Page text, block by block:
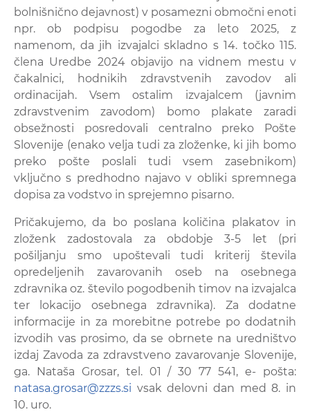
bolnišnično dejavnost) v posamezni območni enoti
npr. ob podpisu pogodbe za leto 2025, z
namenom, da jih izvajalci skladno s 14. točko 115.
člena Uredbe 2024 objavijo na vidnem mestu v
čakalnici, hodnikih zdravstvenih zavodov ali
ordinacijah. Vsem ostalim izvajalcem (javnim
zdravstvenim zavodom) bomo plakate zaradi
obsežnosti posredovali centralno preko Pošte
Slovenije (enako velja tudi za zloženke, ki jih bomo
preko pošte poslali tudi vsem zasebnikom)
vključno s predhodno najavo v obliki spremnega
dopisa za vodstvo in sprejemno pisarno.
Pričakujemo, da bo poslana količina plakatov in
zloženk zadostovala za obdobje 3-5 let (pri
pošiljanju smo upoštevali tudi kriterij števila
opredeljenih zavarovanih oseb na osebnega
zdravnika oz. število pogodbenih timov na izvajalca
ter lokacijo osebnega zdravnika). Za dodatne
informacije in za morebitne potrebe po dodatnih
izvodih vas prosimo, da se obrnete na uredništvo
izdaj Zavoda za zdravstveno zavarovanje Slovenije,
ga. Nataša Grosar, tel. 01 / 30 77 541, e- pošta:
natasa.grosar@zzzs.si vsak delovni dan med 8. in
10. uro.